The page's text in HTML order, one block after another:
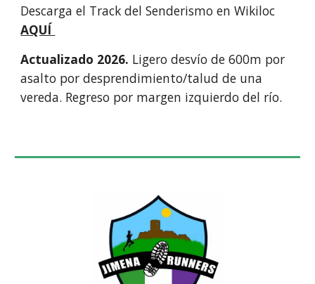
Descarga el Track del Senderismo en Wikiloc
AQUÍ
Actualizado 2026. Ligero desvío de 600m por
asalto por desprendimiento/talud de una
vereda. Regreso por margen izquierdo del río.